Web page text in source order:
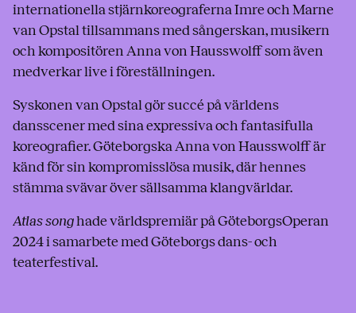
internationella stjärnkoreograferna Imre och Marne
van Opstal tillsammans med sångerskan, musikern
och kompositören Anna von Hausswolff som även
medverkar live i föreställningen.
Syskonen van Opstal gör succé på världens
dansscener med sina expressiva och fantasifulla
koreografier. Göteborgska Anna von Hausswolff är
känd för sin kompromisslösa musik, där hennes
stämma svävar över sällsamma klangvärldar.
Atlas songhade världspremiär på GöteborgsOperan
2024 i samarbete med Göteborgs dans- och
teaterfestival.